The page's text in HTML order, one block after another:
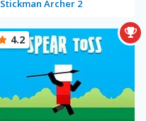
Stickman Archer 2
4.2